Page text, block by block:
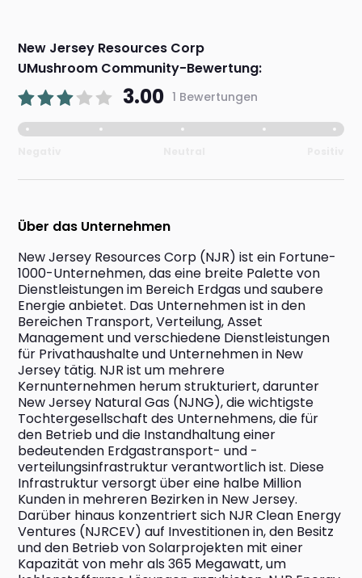
New Jersey Resources Corp
UMushroom Community-Bewertung:
3.00 1 Bewertungen
Über das Unternehmen
New Jersey Resources Corp (NJR) ist ein Fortune-
1000-Unternehmen, das eine breite Palette von
Dienstleistungen im Bereich Erdgas und saubere
Energie anbietet. Das Unternehmen ist in den
Bereichen Transport, Verteilung, Asset
Management und verschiedene Dienstleistungen
für Privathaushalte und Unternehmen in New
Jersey tätig. NJR ist um mehrere
Kernunternehmen herum strukturiert, darunter
New Jersey Natural Gas (NJNG), die wichtigste
Tochtergesellschaft des Unternehmens, die für
den Betrieb und die Instandhaltung einer
bedeutenden Erdgastransport- und -
verteilungsinfrastruktur verantwortlich ist. Diese
Infrastruktur versorgt über eine halbe Million
Kunden in mehreren Bezirken in New Jersey.
Darüber hinaus konzentriert sich NJR Clean Energy
Ventures (NJRCEV) auf Investitionen in, den Besitz
und den Betrieb von Solarprojekten mit einer
Kapazität von mehr als 365 Megawatt, um